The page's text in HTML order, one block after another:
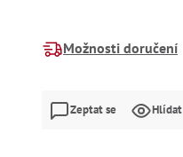
Možnosti doručení
Zeptat se Hlídat